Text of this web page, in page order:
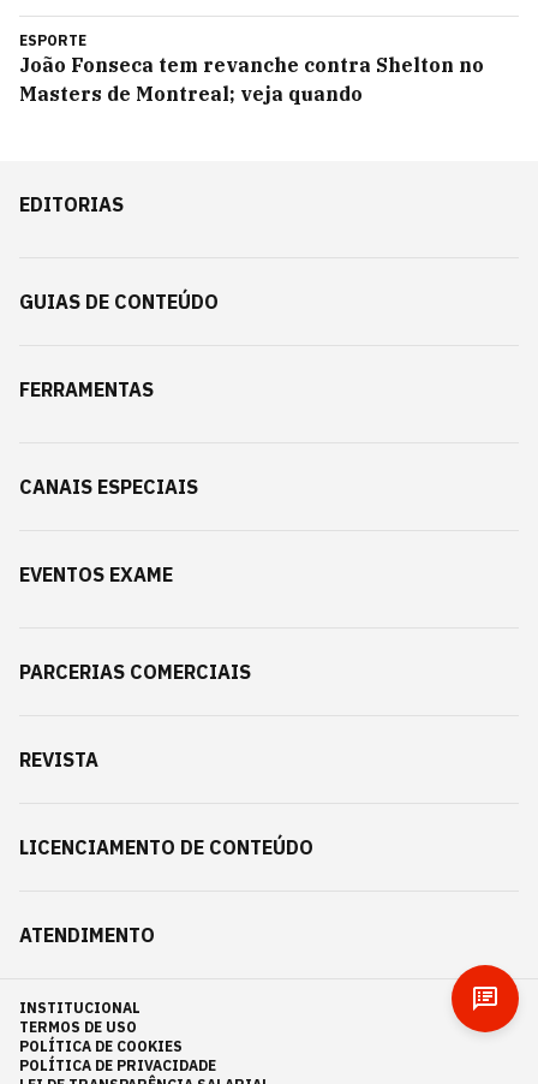
ESPORTE
João Fonseca tem revanche contra Shelton no
Masters de Montreal; veja quando
EDITORIAS
GUIAS DE CONTEÚDO
FERRAMENTAS
CANAIS ESPECIAIS
EVENTOS EXAME
PARCERIAS COMERCIAIS
REVISTA
LICENCIAMENTO DE CONTEÚDO
ATENDIMENTO
INSTITUCIONAL
TERMOS DE USO
POLÍTICA DE COOKIES
POLÍTICA DE PRIVACIDADE